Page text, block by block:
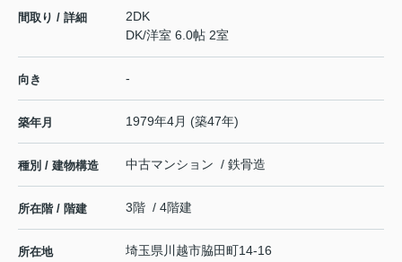
間取り / 詳細
2DK
DK/洋室 6.0帖 2室
向き -
築年月 1979年4月 (築47年)
種別 / 建物構造 中古マンション / 鉄骨造
所在階 / 階建 3階 / 4階建
所在地 埼玉県 川越市脇田町14-16